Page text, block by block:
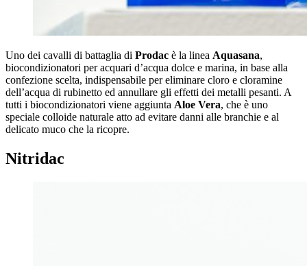
Uno dei cavalli di battaglia di Prodac è la linea Aquasana,
biocondizionatori per acquari d’acqua dolce e marina, in base alla
confezione scelta, indispensabile per eliminare cloro e cloramine
dell’acqua di rubinetto ed annullare gli effetti dei metalli pesanti. A
tutti i biocondizionatori viene aggiunta Aloe Vera, che è uno
speciale colloide naturale atto ad evitare danni alle branchie e al
delicato muco che la ricopre.
Nitridac